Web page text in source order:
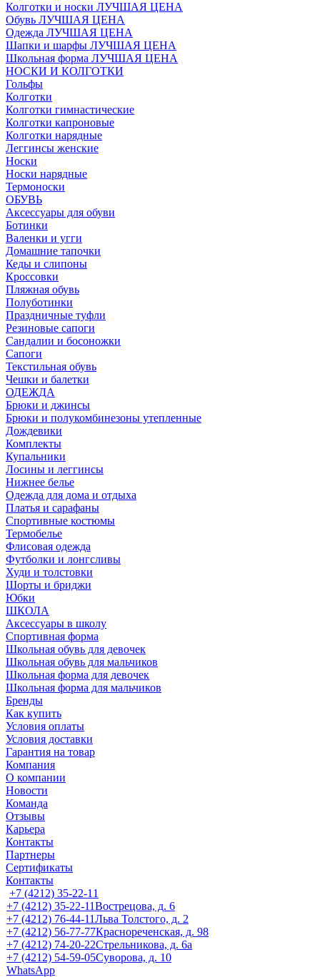
Колготки и носки ЛУЧШАЯ ЦЕНА
Обувь ЛУЧШАЯ ЦЕНА
Одежда ЛУЧШАЯ ЦЕНА
Шапки и шарфы ЛУЧШАЯ ЦЕНА
Школьная форма ЛУЧШАЯ ЦЕНА
НОСКИ И КОЛГОТКИ
Гольфы
Колготки
Колготки гимнастические
Колготки капроновые
Колготки нарядные
Леггинсы женские
Носки
Носки нарядные
Термоноски
ОБУВЬ
Аксессуары для обуви
Ботинки
Валенки и угги
Домашние тапочки
Кеды и слипоны
Кроссовки
Пляжная обувь
Полуботинки
Праздничные туфли
Резиновые сапоги
Сандалии и босоножки
Сапоги
Текстильная обувь
Чешки и балетки
ОДЕЖДА
Брюки и джинсы
Брюки и полукомбинезоны утепленные
Дождевики
Комплекты
Купальники
Лосины и леггинсы
Нижнее белье
Одежда для дома и отдыха
Платья и сарафаны
Спортивные костюмы
Термобелье
Флисовая одежда
Футболки и лонгсливы
Худи и толстовки
Шорты и бриджи
Юбки
ШКОЛА
Аксессуары в школу
Спортивная форма
Школьная обувь для девочек
Школьная обувь для мальчиков
Школьная форма для девочек
Школьная форма для мальчиков
Бренды
Как купить
Условия оплаты
Условия доставки
Гарантия на товар
Компания
О компании
Новости
Команда
Отзывы
Карьера
Контакты
Партнеры
Сертификаты
Контакты
+7 (4212) 35-22-11
+7 (4212) 35-22-11Вострецова, д. 6
+7 (4212) 76-44-11Льва Толстого, д. 2
+7 (4212) 56-77-77Краснореченская, д. 98
+7 (4212) 74-20-22Стрельникова, д. 6а
+7 (4212) 54-59-05Суворова, д. 10
WhatsApp